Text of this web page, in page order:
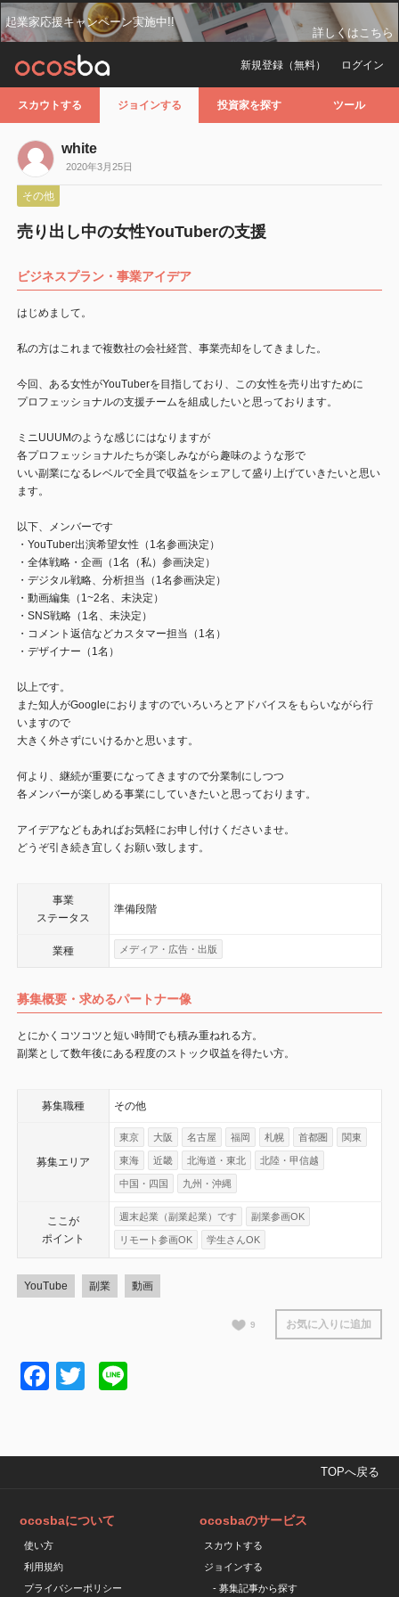
起業家応援キャンペーン実施中!!
詳しくはこちら
ログイン
新規登録（無料）
スカウトする ジョインする 投資家を探す ツール
white
2020年3月25日
その他
売り出し中の女性YouTuberの支援
ビジネスプラン・事業アイデア
はじめまして。
私の方はこれまで複数社の会社経営、事業売却をしてきました。
今回、ある女性がYouTuberを目指しており、この女性を売り出すために
プロフェッショナルの支援チームを組成したいと思っております。
ミニUUUMのような感じにはなりますが
各プロフェッショナルたちが楽しみながら趣味のような形で
いい副業になるレベルで全員で収益をシェアして盛り上げていきたいと思い
ます。
以下、メンバーです
・YouTuber出演希望女性（1名参画決定）
・全体戦略・企画（1名（私）参画決定）
・デジタル戦略、分析担当（1名参画決定）
・動画編集（1~2名、未決定）
・SNS戦略（1名、未決定）
・コメント返信などカスタマー担当（1名）
・デザイナー（1名）
以上です。
また知人がGoogleにおりますのでいろいろとアドバイスをもらいながら行
いますので
大きく外さずにいけるかと思います。
何より、継続が重要になってきますので分業制にしつつ
各メンバーが楽しめる事業にしていきたいと思っております。
アイデアなどもあればお気軽にお申し付けくださいませ。
どうぞ引き続き宜しくお願い致します。
事業
ステータス
準備段階
業種 メディア・広告・出版
募集概要・求めるパートナー像
とにかくコツコツと短い時間でも積み重ねれる方。
副業として数年後にある程度のストック収益を得たい方。
募集職種 その他
募集エリア
東京 大阪 名古屋 福岡 札幌 首都圏 関東
東海 近畿 北海道・東北 北陸・甲信越
中国・四国 九州・沖縄
ここが
ポイント
週末起業（副業起業）です 副業参画OK
リモート参画OK 学生さんOK
YouTube 副業 動画
9 お気に入りに追加
Facebook
Twitter
TOPへ戻る
ocosbaについて
使い方
利用規約
プライバシーポリシー
ocosbaのサービス
スカウトする
ジョインする
- 募集記事から探す